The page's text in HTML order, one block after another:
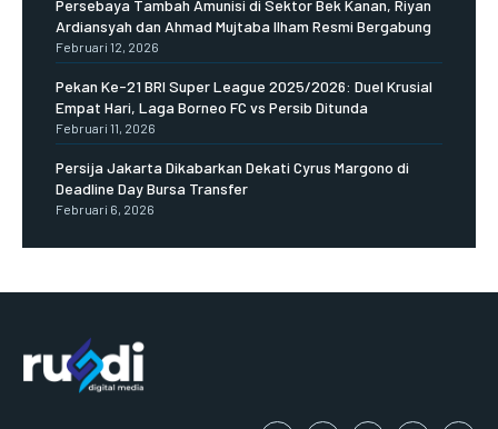
Persebaya Tambah Amunisi di Sektor Bek Kanan, Riyan
Ardiansyah dan Ahmad Mujtaba Ilham Resmi Bergabung
Februari 12, 2026
Pekan Ke-21 BRI Super League 2025/2026: Duel Krusial
Empat Hari, Laga Borneo FC vs Persib Ditunda
Februari 11, 2026
Persija Jakarta Dikabarkan Dekati Cyrus Margono di
Deadline Day Bursa Transfer
Februari 6, 2026